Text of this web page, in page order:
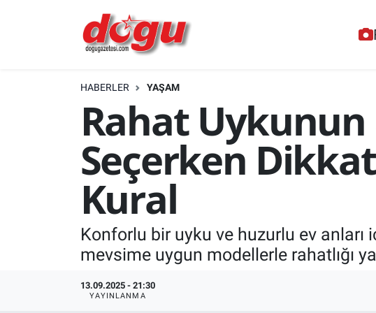
HABERLER YAŞAM
Rahat Uykunun
Seçerken
Kural
Konforlu bir uyku ve huzurlu ev
mevsime uygun modellerle rahatlığı
13.09.2025 - 21:30
YAYINLANMA
ERZINCAN
GÜNDEM
ERZİNCAN FOTOĞRAFLARI
EKONOMİ